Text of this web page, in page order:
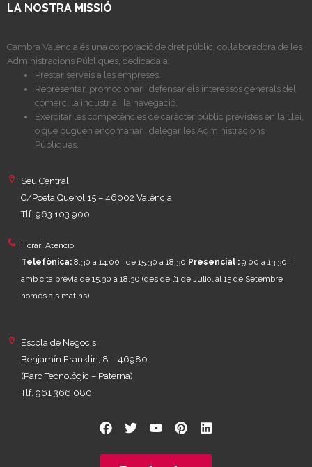
LA NOSTRA MISSIÓ
Cambra València és una corporació de dret públic, col·laboradora de les
Administracions Públiques, dedicada a:
Prestar serveis a les empreses.
Representar, promocionar i defensar els interessos generals del
comerç, la indústria i la navegació.
Exercitar les competències de caràcter públic previstes en la Llei,
o que puguen encomanar i delegar les Administracions
Públiques.
Seu Central
C/Poeta Querol 15 – 46002 València
Tlf. 963 103 900
Horari Atenció
Telefònica: 8.30 a 14.00 i de 15.30 a 18.30 Presencial : 9.00 a 13.30 i
amb cita prèvia de 15.30 a 18.30 (des de l’1 de Juliol al 15 de Setembre
només als matins)
Escola de Negocis
Benjamín Franklin, 8 – 46980
(Parc Tecnològic – Paterna)
Tlf. 961 366 080